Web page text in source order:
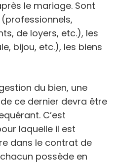
le mariage. Sont
de loyers, etc.), les
bijou, etc.), les biens
du bien, une
ce dernier devra être
C’est
laquelle il est
dans le contrat de
possède en